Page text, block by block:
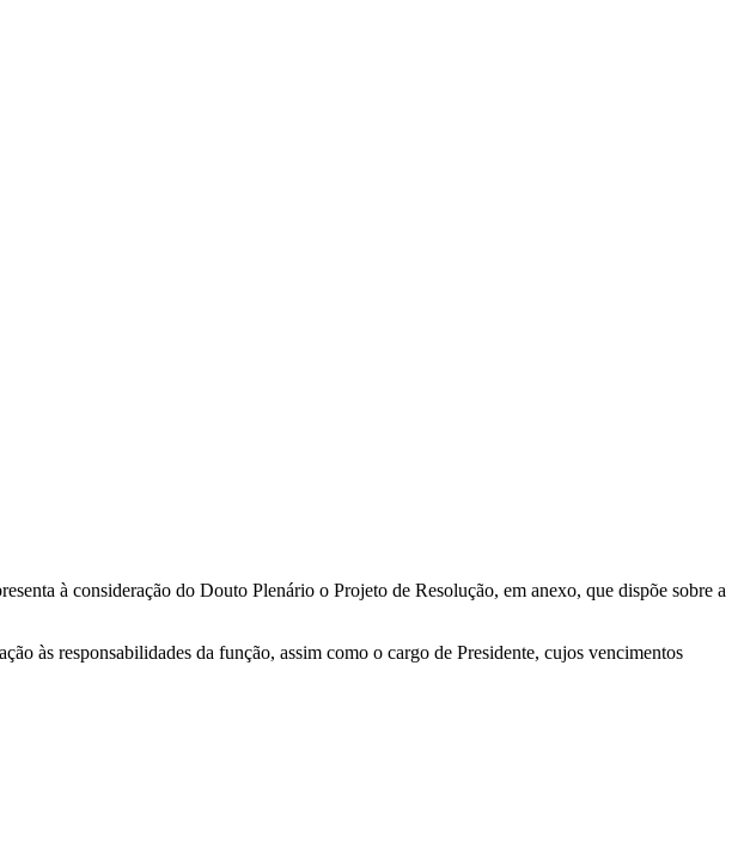
à consideração do Douto Plenário o Projeto de Resolução, em anexo, que dispõe sobre a
às responsabilidades da função, assim como o cargo de Presidente, cujos vencimentos